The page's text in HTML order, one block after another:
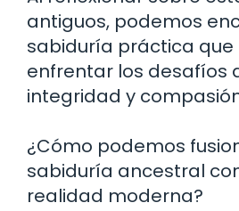
antiguos, podemos
sabiduría práctica que
enfrentar los desafíos
integridad y
¿Cómo podemos
sabiduría ancestral
realidad moderna?